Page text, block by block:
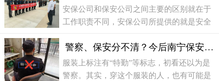
方案及应急预案的主要内容：风险评估：对
可能存在的安全威胁进行评估，了解可能的
安全，对出入人员进行身份验证，并限
安保公司和保安公司之间主要的区别就在于
工作职责不同，安保公司所提供的就是安全
安全，这两者之间有一定的区别，相比之
下，安保公司的范围就比较广泛。
警察、保安分不清？今后南宁保安不按规定着装将重罚
服装上标注有“特勤”等标志，初看还以为是
警察。其实，穿这个服装的人，也有可能是